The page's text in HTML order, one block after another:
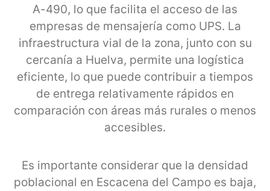
A-490, lo que facilita el acceso de las
empresas de mensajería como UPS. La
infraestructura vial de la zona, junto con su
cercanía a Huelva, permite una logística
eficiente, lo que puede contribuir a tiempos
de entrega relativamente rápidos en
comparación con áreas más rurales o menos
accesibles.
Es importante considerar que la densidad
poblacional en Escacena del Campo es baja,